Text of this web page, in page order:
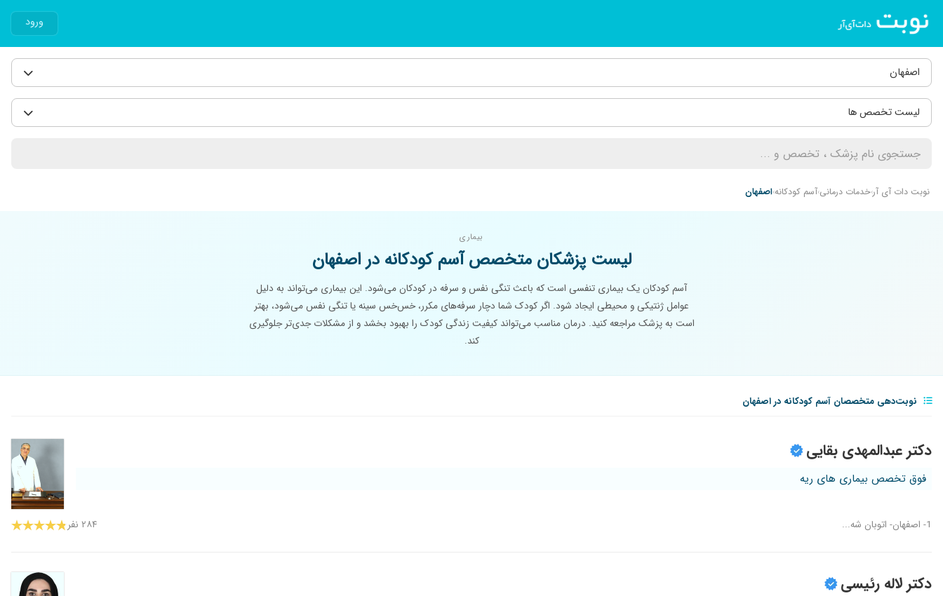
ورود
اصفهان
لیست تخصص ها
نوبت دات آی آرخدمات درمانی آسم کودکانهاصفهان
بیماری
لیست پزشکان متخصص آسم کودکانه در اصفهان
آسم کودکان یک بیماری تنفسی است که باعث تنگی نفس و سرفه در کودکان می‌شود. این بیماری می‌تواند به دلیل
عوامل ژنتیکی و محیطی ایجاد شود. اگر کودک شما دچار سرفه‌های مکرر، خس‌خس سینه یا تنگی نفس می‌شود، بهتر
است به پزشک مراجعه کنید. درمان مناسب می‌تواند کیفیت زندگی کودک را بهبود بخشد و از مشکلات جدی‌تر جلوگیری
کند.
نوبت‌دهی متخصصان آسم کودکانه در اصفهان
دکتر عبدالمهدی بقایی
فوق تخصص بیماری های ریه
1- اصفهان- اتوبان شه... ۲۸۴ نفر
دکتر لاله رئیسی